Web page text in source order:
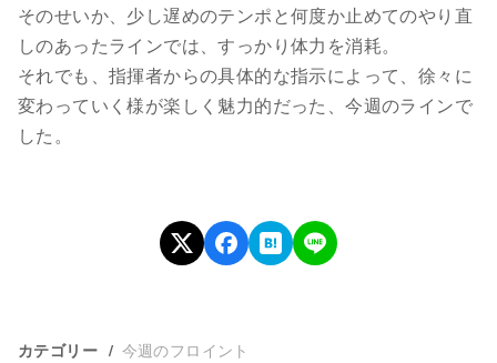
そのせいか、少し遅めのテンポと何度か止めてのやり直
しのあったラインでは、すっかり体力を消耗。
それでも、指揮者からの具体的な指示によって、徐々に
変わっていく様が楽しく魅力的だった、今週のラインで
した。
カテゴリー 今週のフロイント